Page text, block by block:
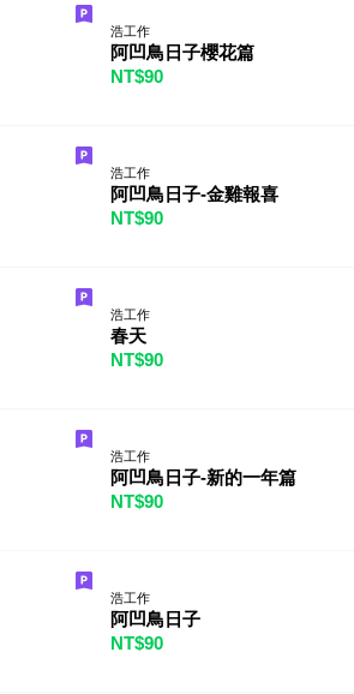
浩工作
阿凹鳥日子櫻花篇
NT$90
浩工作
阿凹鳥日子-金雞報喜
NT$90
浩工作
春天
NT$90
浩工作
阿凹鳥日子-新的一年篇
NT$90
浩工作
阿凹鳥日子
NT$90